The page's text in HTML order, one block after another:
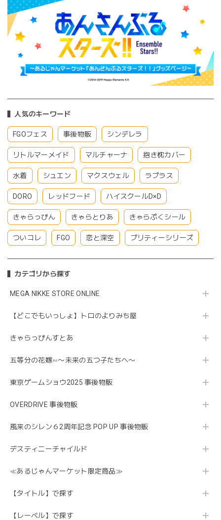
人気のキーワード
FGOフェス 事後物販 シンデレラ
リトルマーメイド マルチャーナ 抱き枕カバー
水着 シュエン マクスウェル ラプラス
DORO レッドフード ハイスクールD×D
きゃらっぴん きゃらとりあ きゃらぷくシール
ついコレ FGO 恋と深空 プリティーシリーズ
カテゴリから探す
MEGA NIKKE STORE ONLINE
【どこでもいっしょ】トロのよりみち屋
きゃらっぴんすとあ
五等分の花嫁∽〜未来の五つ子たちへ〜
東京ゲームショウ2025 事後物販
OVERDRIVE 事後物販
風来のシレン６2周年記念 POP UP 事後物販
デスティニーチャイルド
≪あるじゃんマーケット限定商品≫
【タイトル】で探す
【レーベル】で探す